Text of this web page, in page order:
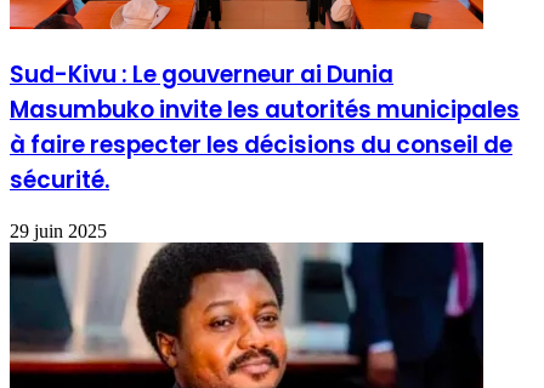
Sud-Kivu : Le gouverneur ai Dunia
Masumbuko invite les autorités municipales
à faire respecter les décisions du conseil de
sécurité.
29 juin 2025